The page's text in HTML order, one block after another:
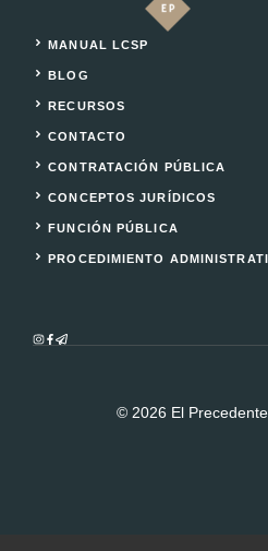
MANUAL LCSP
BLOG
RECURSOS
CONTACTO
CONTRATACIÓN PÚBLICA
CONCEPTOS JURÍDICOS
FUNCIÓN PÚBLICA
PROCEDIMIENTO
© 2026 El